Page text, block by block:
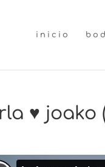
inicio
♥ joako